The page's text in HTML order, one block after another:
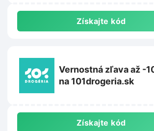
Získajte kód
Vernostná zľava až -
na 101drogeria.sk
Získajte kód